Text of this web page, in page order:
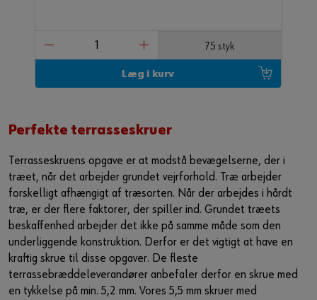
75 styk
Læg i kurv
Perfekte terrasseskruer​
Terrasseskruens opgave er at modstå bevægelserne, der i
træet, når det arbejder grundet vejrforhold. Træ arbejder
forskelligt afhængigt af træsorten. Når der arbejdes i hårdt
træ, er der flere faktorer, der spiller ind. Grundet træets
beskaffenhed arbejder det ikke på samme måde som den
underliggende konstruktion. Derfor er det vigtigt at have en
kraftig skrue til disse opgaver. De fleste
terrassebræddeleverandører anbefaler derfor en skrue med
en tykkelse på min. 5,2 mm. Vores 5,5 mm skruer med